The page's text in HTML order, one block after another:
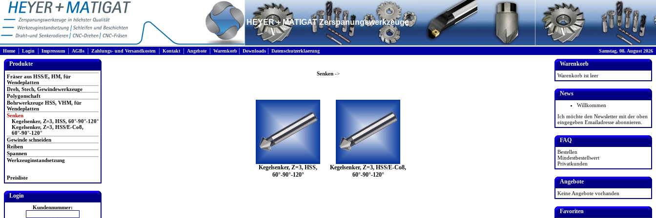
HEYER + MATIGAT Zerspanungswerkzeuge
Home| Login Impressum AGBs Zahlungs- und Versandkosten Kontakt| Angebote| Warenkorb Downloads Datenschutzerklaerung Samstag, 08. August 2026
Produkte
Fräser aus HSS/E, HM, für
Wendeplatten
Dreh, Stech, Gewindewerkzeuge
Polygonschaft
Bohrwerkzeuge HSS, VHM, für
Wendeplatten
Senken
Kegelsenker, Z=3, HSS, 60°-90°-120°
Kegelsenker, Z=3, HSS/E-Co8,
60°-90°-120°
Gewinde schneiden
Reiben
Spannen
Werkzeuginstandsetzung
Preisliste
Login
Kundennummer:
Senken->
Kegelsenker, Z=3, HSS,
60°-90°-120°
Kegelsenker, Z=3, HSS/E-Co8,
60°-90°-120°
Warenkorb
Warenkorb ist leer
News
Willkommen
Ich möchte den Newsletter mit der oben
eingegeben Emailadresse abonnieren.
FAQ
Bestellen
Mindestbestellwert
Privatkunden
Angebote
Keine Angebote vorhanden
Favoriten